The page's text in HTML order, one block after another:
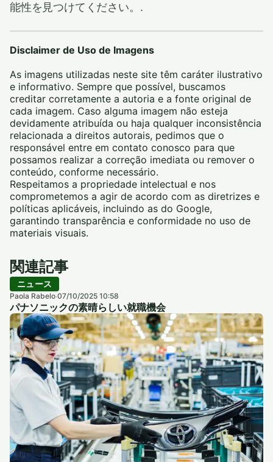
能性を見つけてください。.
Disclaimer de Uso de Imagens
As imagens utilizadas neste site têm caráter ilustrativo
e informativo. Sempre que possível, buscamos
creditar corretamente a autoria e a fonte original de
cada imagem. Caso alguma imagem não esteja
devidamente atribuída ou haja qualquer inconsistência
relacionada a direitos autorais, pedimos que o
responsável entre em contato conosco para que
possamos realizar a correção imediata ou remover o
conteúdo, conforme necessário.
Respeitamos a propriedade intelectual e nos
comprometemos a agir de acordo com as diretrizes e
políticas aplicáveis, incluindo as do Google,
garantindo transparência e conformidade no uso de
materiais visuais.
関連記事
ニュース
Paola Rabelo·07/10/2025 10:58
パナソニックの素晴らしい就職機会